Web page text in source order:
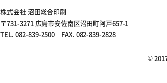
株式会社 沼田総合印刷
〒731-3271 広島市安佐南区沼田町阿戸657-1
TEL. 082-839-2500 FAX. 082-839-2828
©